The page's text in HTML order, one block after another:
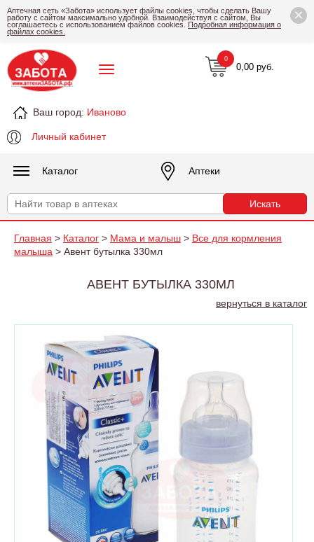
×
Аптечная сеть «Забота» использует файлы cookies, чтобы сделать Вашу
работу с сайтом максимально удобной. Взаимодействуя с сайтом, Вы
соглашаетесь с использованием файлов cookies. Подробная информация о
файлах cookies.
Ваш город: Иваново
Личный кабинет
0,00 руб.
0
Каталог Аптеки
Главная > Каталог > Мама и малыш > Все для кормления
малыша > Авент бутылка 330мл
АВЕНТ БУТЫЛКА 330МЛ
вернуться в каталог